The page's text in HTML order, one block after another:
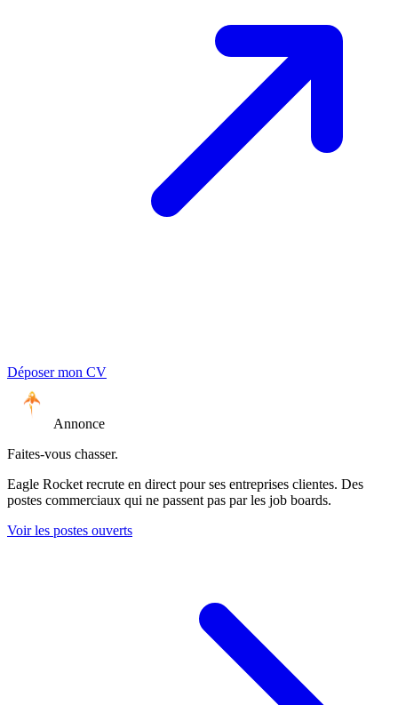
Déposer mon CV
Annonce
Faites-vous chasser.
Eagle Rocket recrute en direct pour ses entreprises clientes. Des
postes commerciaux qui ne passent pas par les job boards.
Voir les postes ouverts